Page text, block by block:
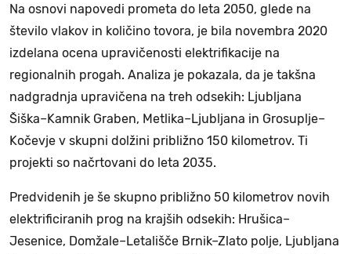
Na osnovi napovedi prometa do leta 2050, glede na
število vlakov in količino tovora, je bila novembra 2020
izdelana ocena upravičenosti elektrifikacije na
regionalnih progah. Analiza je pokazala, da je takšna
nadgradnja upravičena na treh odsekih: Ljubljana
Šiška–Kamnik Graben, Metlika–Ljubljana in Grosuplje–
Kočevje v skupni dolžini približno 150 kilometrov. Ti
projekti so načrtovani do leta 2035.
Predvidenih je še skupno približno 50 kilometrov novih
elektrificiranih prog na krajših odsekih: Hrušica–
Jesenice, Domžale–Letališče Brnik–Zlato polje, Ljubljana